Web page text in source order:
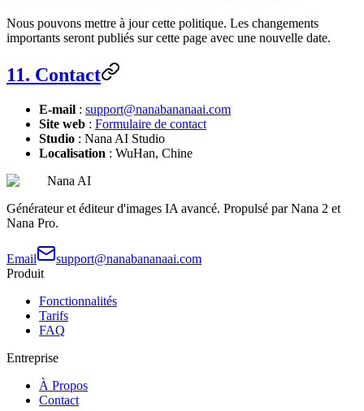
Nous pouvons mettre à jour cette politique. Les changements
importants seront publiés sur cette page avec une nouvelle date.
11. Contact
E-mail : support@nanabananaai.com
Site web : Formulaire de contact
Studio : Nana AI Studio
Localisation : WuHan, Chine
Nana AI
Générateur et éditeur d'images IA avancé. Propulsé par Nana 2 et
Nana Pro.
Email
support@nanabananaai.com
Produit
Fonctionnalités
Tarifs
FAQ
Entreprise
À Propos
Contact